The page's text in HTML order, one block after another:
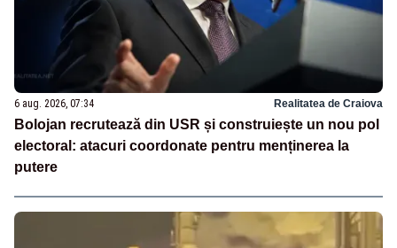
6 aug. 2026, 07:34 Realitatea de Craiova
Bolojan recrutează din USR și construiește un nou pol
electoral: atacuri coordonate pentru menținerea la
putere